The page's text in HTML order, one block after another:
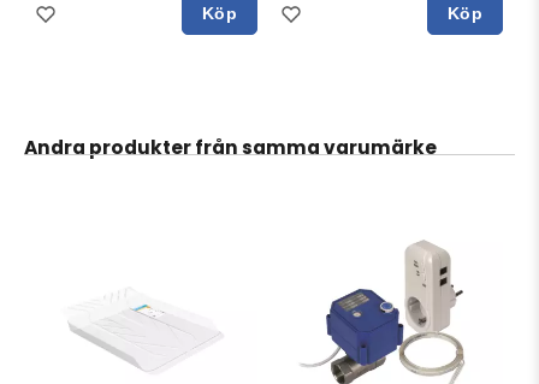
Köp Köp
Andra produkter från samma varumärke